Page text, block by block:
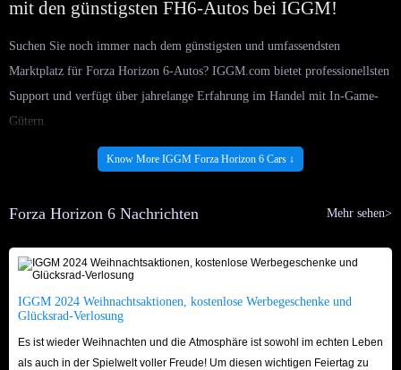
mit den günstigsten FH6-Autos bei IGGM!
Suchen Sie noch immer nach dem günstigsten und umfassendsten
Marktplatz für Forza Horizon 6-Autos? IGGM.com bietet professionellsten
Support und verfügt über jahrelange Erfahrung im Handel mit In-Game-
Gütern.
Große Auswahl: Ganz gleich, ob Sie nach brandneuen Autos aus der
Startaufstellung oder nach saisonalen Fahrzeugen suchen, die erst später
bietet eine zentrale Anlaufstelle für all Ihre Traumautos.
Wettbewerbsfähige Preise: Wir beobachten die Markttrends genau, um
sicherzustellen, dass wir den Spielern die günstigsten FH6-Autos auf
dem Markt anbieten. Darüber hinaus erhalten VIP-Mitglieder einen
zusätzlichen Rabatt von bis zu 5 %, der sich mit Feiertagsaktionen
Know More IGGM Forza Horizon 6 Cars ↓
Forza Horizon 6 Nachrichten Mehr sehen>
IGGM 2024 Weihnachtsaktionen, kostenlose Werbegeschenke und
Glücksrad-Verlosung
Es ist wieder Weihnachten und die Atmosphäre ist sowohl im echten Leben
als auch in der Spielwelt voller Freude! Um diesen wichtigen Feiertag zu